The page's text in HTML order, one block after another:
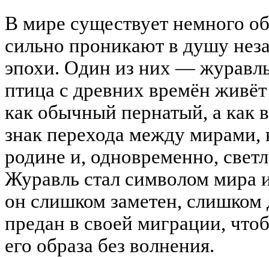
В мире существует немного
сильно проникают в душу
эпохи. Один из них —
птица с древних времён
как обычный пернатый, а как
знак перехода между мирами,
родине и, одновременно,
Журавль стал символом
он слишком заметен,
предан в своей миграции,
его образа без волнения.